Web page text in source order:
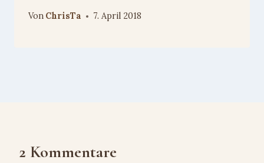
Von ChrisTa 7. April 2018
2 Kommentare